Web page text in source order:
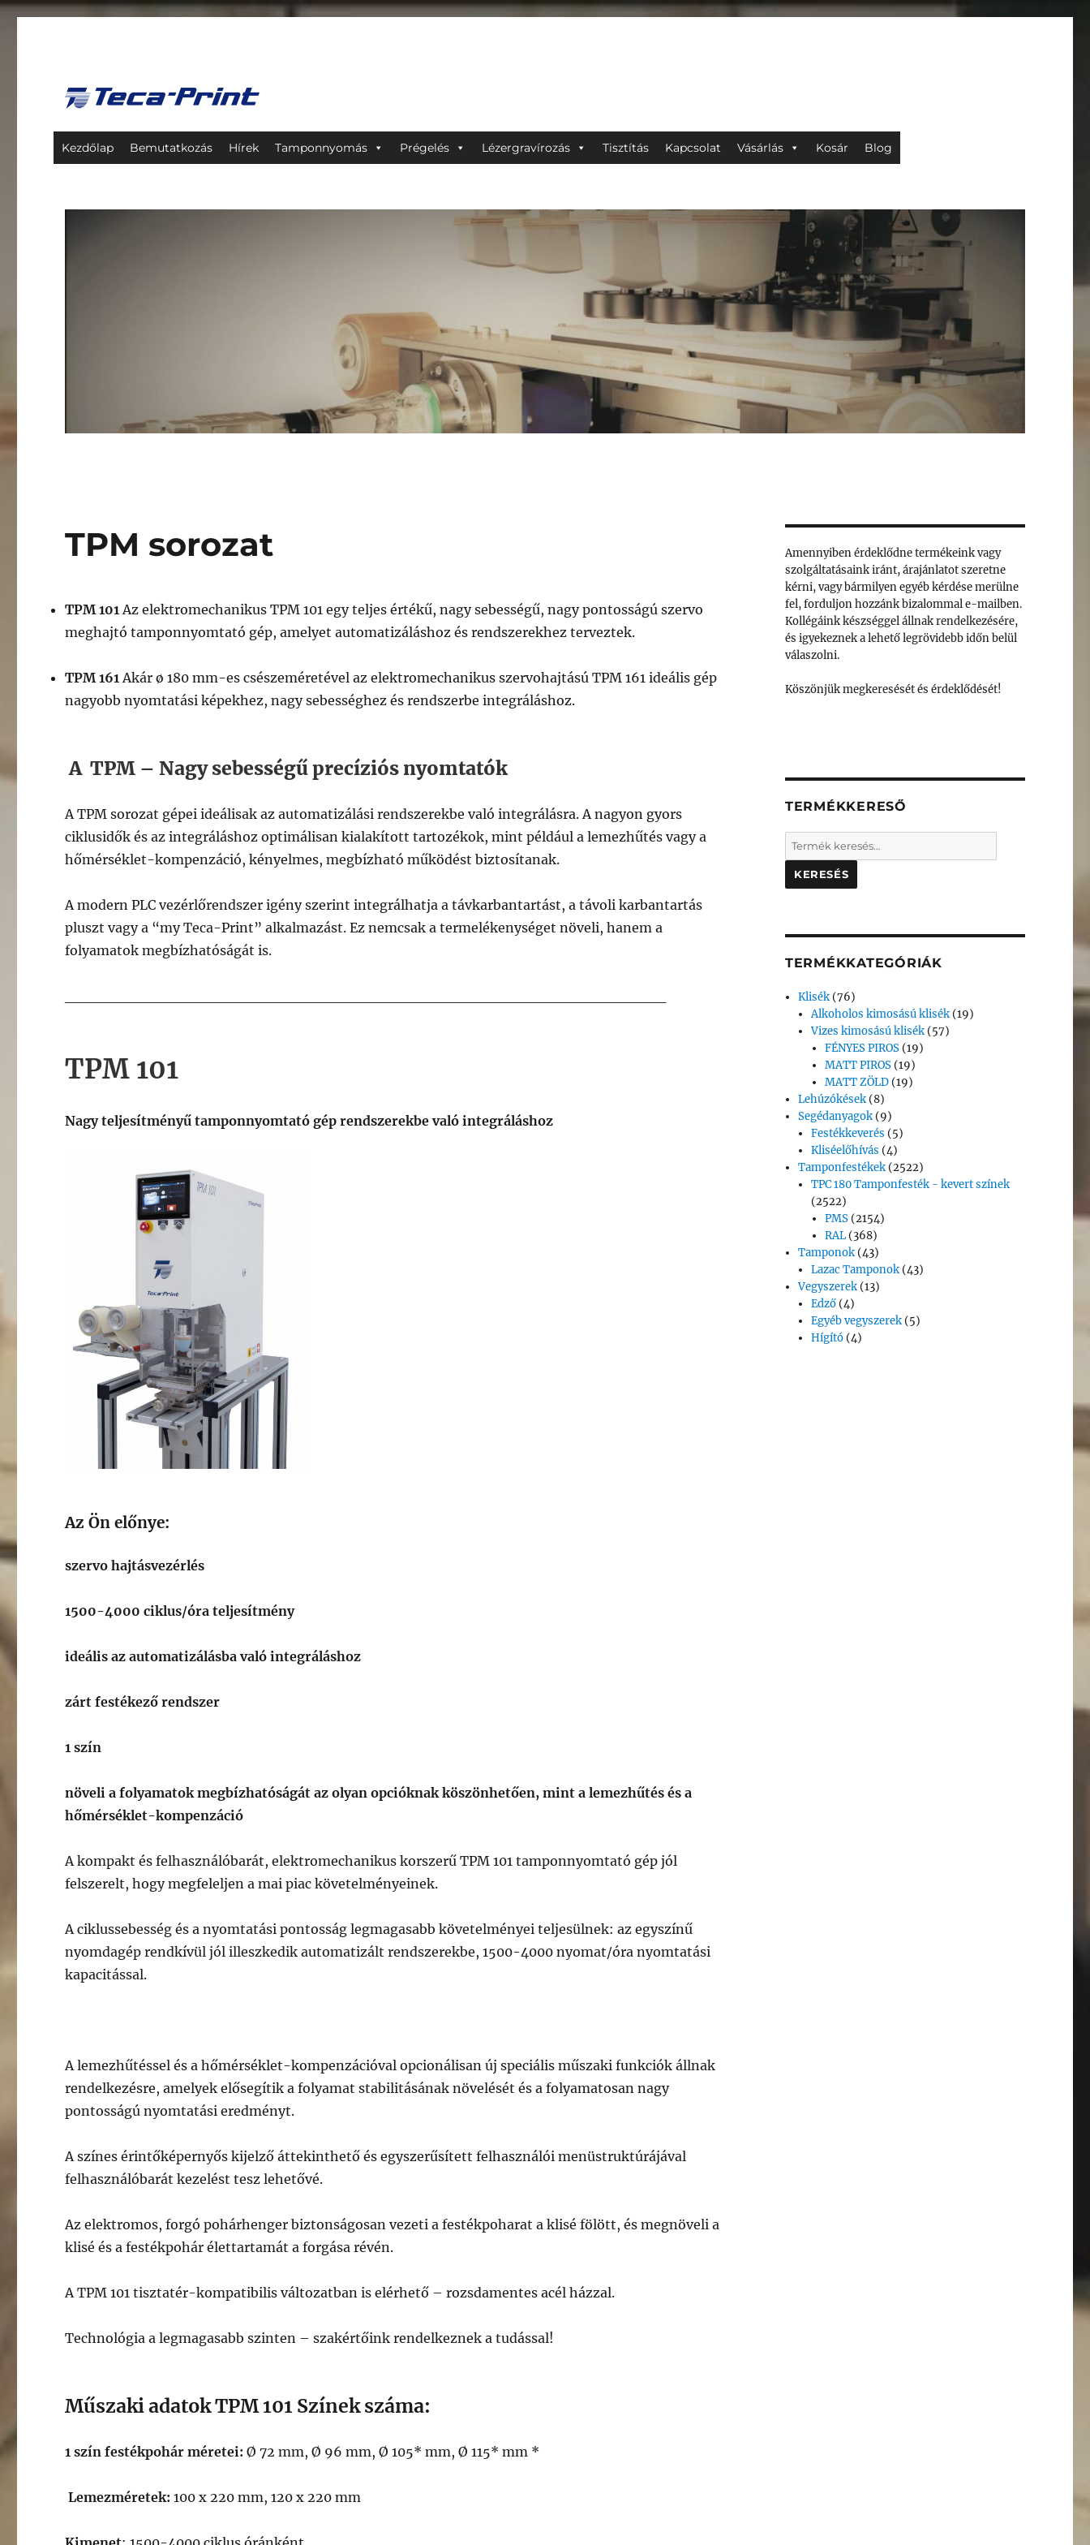
Kezdőlap Bemutatkozás Hírek Tamponnyomás Prégelés Lézergravírozás Tisztítás Kapcsolat Vásárlás Kosár Blog
TPM sorozat
TPM 101 Az elektromechanikus TPM 101 egy teljes értékű, nagy sebességű, nagy pontosságú szervo
meghajtó tamponnyomtató gép, amelyet automatizáláshoz és rendszerekhez terveztek.
TPM 161 Akár ø 180 mm-es csészeméretével az elektromechanikus szervohajtású TPM 161 ideális gép
nagyobb nyomtatási képekhez, nagy sebességhez és rendszerbe integráláshoz.
A TPM – Nagy sebességű precíziós nyomtatók
A TPM sorozat gépei ideálisak az automatizálási rendszerekbe való integrálásra. A nagyon gyors
ciklusidők és az integráláshoz optimálisan kialakított tartozékok, mint például a lemezhűtés vagy a
hőmérséklet-kompenzáció, kényelmes, megbízható működést biztosítanak.
A modern PLC vezérlőrendszer igény szerint integrálhatja a távkarbantartást, a távoli karbantartás
pluszt vagy a “my Teca-Print” alkalmazást. Ez nemcsak a termelékenységet növeli, hanem a
folyamatok megbízhatóságát is.
TPM 101
Nagy teljesítményű tamponnyomtató gép rendszerekbe való integráláshoz
Az Ön előnye:
szervo hajtásvezérlés
1500-4000 ciklus/óra teljesítmény
ideális az automatizálásba való integráláshoz
zárt festékező rendszer
1 szín
növeli a folyamatok megbízhatóságát az olyan opcióknak köszönhetően, mint a lemezhűtés és a
hőmérséklet-kompenzáció
A kompakt és felhasználóbarát, elektromechanikus korszerű TPM 101 tamponnyomtató gép jól
felszerelt, hogy megfeleljen a mai piac követelményeinek.
A ciklussebesség és a nyomtatási pontosság legmagasabb követelményei teljesülnek: az egyszínű
nyomdagép rendkívül jól illeszkedik automatizált rendszerekbe, 1500-4000 nyomat/óra nyomtatási
kapacitással.
A lemezhűtéssel és a hőmérséklet-kompenzációval opcionálisan új speciális műszaki funkciók állnak
rendelkezésre, amelyek elősegítik a folyamat stabilitásának növelését és a folyamatosan nagy
pontosságú nyomtatási eredményt.
A színes érintőképernyős kijelző áttekinthető és egyszerűsített felhasználói menüstruktúrájával
felhasználóbarát kezelést tesz lehetővé.
Az elektromos, forgó pohárhenger biztonságosan vezeti a festékpoharat a klisé fölött, és megnöveli a
klisé és a festékpohár élettartamát a forgása révén.
A TPM 101 tisztatér-kompatibilis változatban is elérhető – rozsdamentes acél házzal.
Technológia a legmagasabb szinten – szakértőink rendelkeznek a tudással!
Műszaki adatok TPM 101 Színek száma:
1 szín festékpohár méretei: Ø 72 mm, Ø 96 mm, Ø 105* mm, Ø 115* mm *
Lemezméretek: 100 x 220 mm, 120 x 220 mm
Amennyiben érdeklődne termékeink vagy
szolgáltatásaink iránt, árajánlatot szeretne
kérni, vagy bármilyen egyéb kérdése merülne
fel, forduljon hozzánk bizalommal e-mailben.
Kollégáink készséggel állnak rendelkezésére,
és igyekeznek a lehető legrövidebb időn belül
válaszolni.
Köszönjük megkeresését és érdeklődését!
TERMÉKKERESŐ
Keresés
a
következőre:
TERMÉKKATEGÓRIÁK
Klisék (76)
Alkoholos kimosású klisék (19)
Vizes kimosású klisék (57)
FÉNYES PIROS (19)
MATT PIROS (19)
MATT ZÖLD (19)
Lehúzókések (8)
Segédanyagok (9)
Festékkeverés (5)
Kliséelőhívás (4)
Tamponfestékek (2522)
TPC 180 Tamponfesték - kevert színek
(2522)
PMS (2154)
RAL (368)
Tamponok (43)
Lazac Tamponok (43)
Vegyszerek (13)
Edző (4)
Egyéb vegyszerek (5)
Hígító (4)